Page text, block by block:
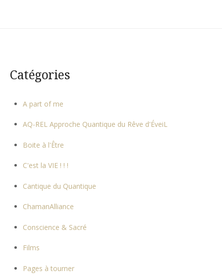
Catégories
A part of me
AQ-REL Approche Quantique du Rêve d'ÉveiL
Boite à l'Être
C'est la VIE ! ! !
Cantique du Quantique
ChamanAlliance
Conscience & Sacré
Films
Pages à tourner